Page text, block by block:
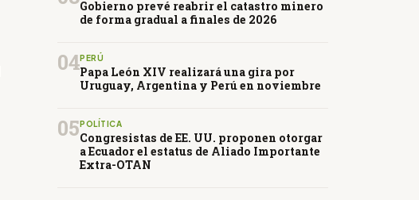
Gobierno prevé reabrir el catastro minero
de forma gradual a finales de 2026
04PERÚ
Papa León XIV realizará una gira por
Uruguay, Argentina y Perú en noviembre
05 POLÍTICA
Congresistas de EE. UU. proponen otorgar
a Ecuador el estatus de Aliado Importante
Extra-OTAN